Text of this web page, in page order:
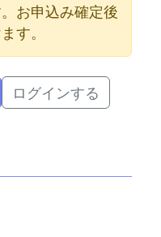
お申込み確定後
す。
ログインする